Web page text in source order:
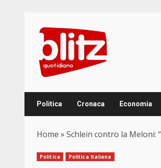
content
Politica Cronaca Economia
Home » Schlein contro la Meloni:
Politica Politica Italiana